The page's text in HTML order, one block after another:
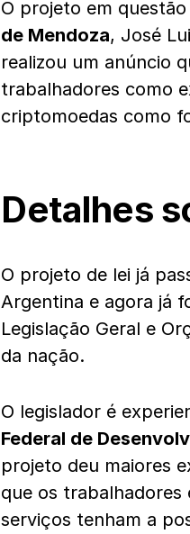
O projeto em
de Mendoza, José
realizou um anúncio
trabalhadores como
criptomoedas como
Detalhes
O projeto de lei já
Argentina e agora já
Legislação Geral e
da nação.
O legislador é
Federal de
projeto deu maiores
que os trabalhadores
serviços tenham a